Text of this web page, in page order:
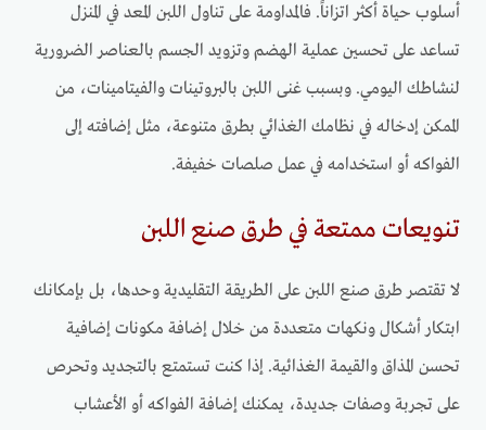
أسلوب حياة أكثر اتزاناً. فالمداومة على تناول اللبن المعد في المنزل
تساعد على تحسين عملية الهضم وتزويد الجسم بالعناصر الضرورية
لنشاطك اليومي. وبسبب غنى اللبن بالبروتينات والفيتامينات، من
الممكن إدخاله في نظامك الغذائي بطرق متنوعة، مثل إضافته إلى
الفواكه أو استخدامه في عمل صلصات خفيفة.
تنويعات ممتعة في طرق صنع اللبن
لا تقتصر طرق صنع اللبن على الطريقة التقليدية وحدها، بل بإمكانك
ابتكار أشكال ونكهات متعددة من خلال إضافة مكونات إضافية
تحسن المذاق والقيمة الغذائية. إذا كنت تستمتع بالتجديد وتحرص
على تجربة وصفات جديدة، يمكنك إضافة الفواكه أو الأعشاب